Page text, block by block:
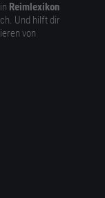
Reimlexikon
Und hilft dir
von